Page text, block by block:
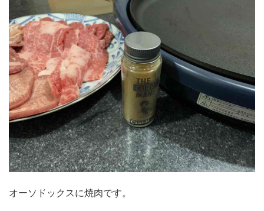
オーソドックスに焼肉です。